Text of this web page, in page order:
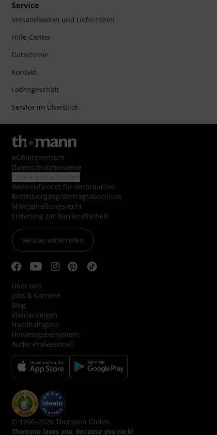
Service
Versandkosten und Lieferzeiten
Hilfe-Center
Gutscheine
Kontakt
Ladengeschäft
Service im Überblick
AGB/Impressum
Datenschutzhinweise
Widerrufsrecht für Verbraucher
Bestellvorgang/Vertragsabschluss
Mängelhaftungsrecht
Erklärung zur Barrierefreiheit
Vertrag widerrufen
Über uns
Jobs & Karriere
Blog
Kleinanzeigen
Nachhaltigkeit
Hinweisgebersystem
Audio Professionell
© 1996–2026 Thomann GmbH.
Thomann loves you, because you rock!